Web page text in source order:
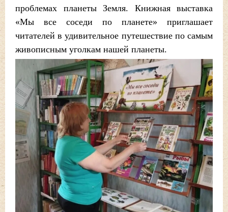
проблемах планеты Земля. Книжная выставка
«Мы все соседи по планете» приглашает
читателей в удивительное путешествие по самым
живописным уголкам нашей планеты.